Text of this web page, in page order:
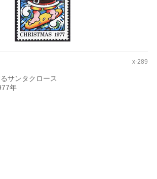
x-289
サンタクロース
年